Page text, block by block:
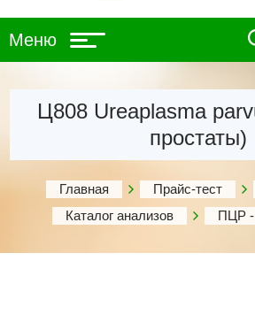
Меню
Ц808 Ureaplasma
простаты)
Главная Прайс-тест
Каталог анализов
ПЦР -